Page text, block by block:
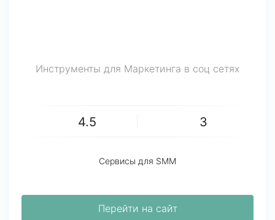
Инструменты для Маркетинга в соц сетях
4.5 3
Сервисы для SMM
Перейти на сайт